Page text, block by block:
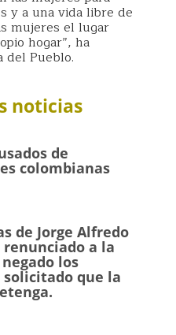
y a una vida libre de
mujeres el lugar
hogar”, ha
del Pueblo.
noticias
de
colombianas
de Jorge Alfredo
renunciado a la
los
solicitado que la